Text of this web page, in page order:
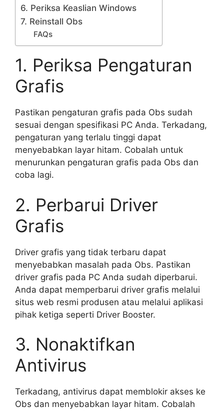
6. Periksa Keaslian Windows
7. Reinstall Obs
FAQs
1. Periksa Pengaturan
Grafis
Pastikan pengaturan grafis pada Obs sudah
sesuai dengan spesifikasi PC Anda. Terkadang,
pengaturan yang terlalu tinggi dapat
menyebabkan layar hitam. Cobalah untuk
menurunkan pengaturan grafis pada Obs dan
coba lagi.
2. Perbarui Driver
Grafis
Driver grafis yang tidak terbaru dapat
menyebabkan masalah pada Obs. Pastikan
driver grafis pada PC Anda sudah diperbarui.
Anda dapat memperbarui driver grafis melalui
situs web resmi produsen atau melalui aplikasi
pihak ketiga seperti Driver Booster.
3. Nonaktifkan
Antivirus
Terkadang, antivirus dapat memblokir akses ke
Obs dan menyebabkan layar hitam. Cobalah